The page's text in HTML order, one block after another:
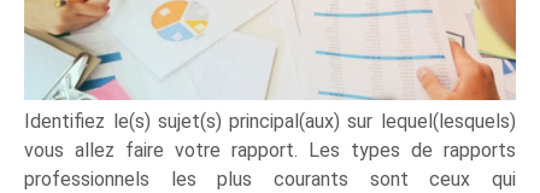
Identifiez le(s) sujet(s) principal(aux) sur lequel(lesquels)
vous allez faire votre rapport. Les types de rapports
professionnels les plus courants sont ceux qui